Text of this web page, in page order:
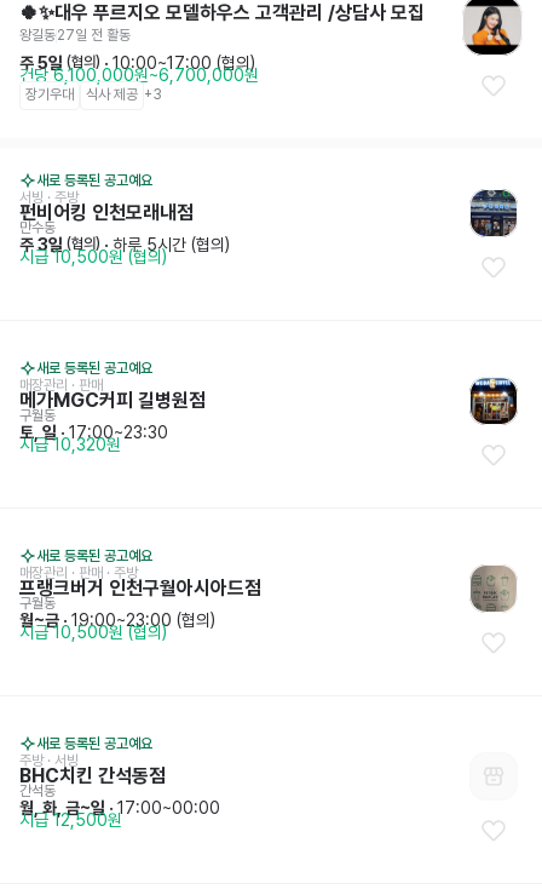
🍀✨대우 푸르지오 모델하우스 고객관리 /상담사 모집
왕길동27일 전 활동
주 5일 (협의) · 10:00~17:00 (협의)
건당 6,100,000원~6,700,000원
장기우대 식사 제공 +3
새로 등록된 공고예요
서빙 · 주방
펀비어킹 인천모래내점
만수동
주 3일 (협의) · 하루 5시간 (협의)
시급 10,500원 (협의)
새로 등록된 공고예요
매장관리 · 판매
메가MGC커피 길병원점
구월동
토, 일 · 17:00~23:30
시급 10,320원
새로 등록된 공고예요
매장관리 · 판매 · 주방
프랭크버거 인천구월아시아드점
구월동
월~금 · 19:00~23:00 (협의)
시급 10,500원 (협의)
새로 등록된 공고예요
주방 · 서빙
BHC치킨 간석동점
간석동
월, 화, 금~일 · 17:00~00:00
시급 12,500원